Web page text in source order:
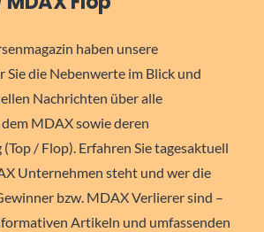
haben unsere
Sie die Nebenwerte im Blick und
Nachrichten über alle
MDAX sowie deren
/ Flop). Erfahren Sie tagesaktuell
Unternehmen steht und wer die
bzw. MDAX Verlierer sind –
Artikeln und umfassenden